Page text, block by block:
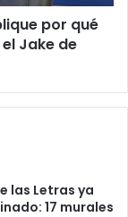
por qué
Jake de
las Letras ya
17 murales